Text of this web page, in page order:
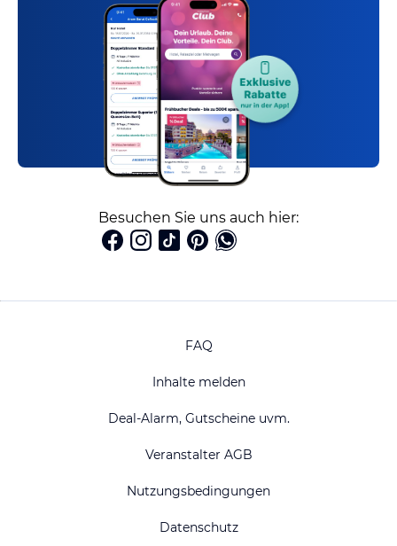
Besuchen Sie uns auch hier:
FAQ
Inhalte melden
Deal-Alarm, Gutscheine uvm.
Veranstalter AGB
Nutzungsbedingungen
Datenschutz